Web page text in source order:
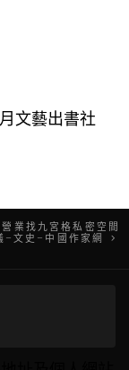
文藝出書社
業找九宮格私密空間
–文史–中國作家網